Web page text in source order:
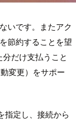
いです。またアク
節約することを望
だけ支払うこと
変更）をサポー
定し、接続から